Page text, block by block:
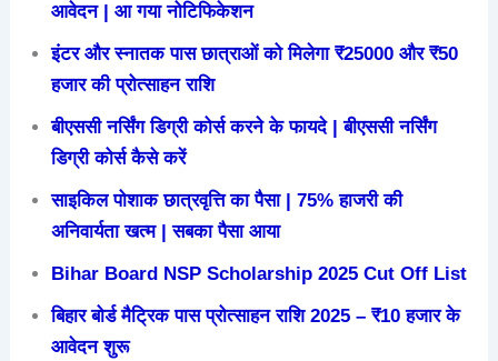
आवेदन | आ गया नोटिफिकेशन
इंटर और स्नातक पास छात्राओं को मिलेगा ₹25000 और ₹50
हजार की प्रोत्साहन राशि
बीएससी नर्सिंग डिग्री कोर्स करने के फायदे | बीएससी नर्सिंग
डिग्री कोर्स कैसे करें
साइकिल पोशाक छात्रवृत्ति का पैसा | 75% हाजरी की
अनिवार्यता खत्म | सबका पैसा आया
Bihar Board NSP Scholarship 2025 Cut Off List
बिहार बोर्ड मैट्रिक पास प्रोत्साहन राशि 2025 – ₹10 हजार के
आवेदन शुरू